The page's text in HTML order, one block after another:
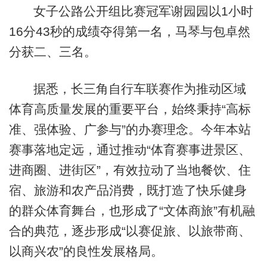
女子公路公开组比赛冠军谢园园以1小时
16分43秒的成绩夺得第一名，马琴与包卓然
分获二、三名。
据悉，长三角自行车联赛作为推动区域
体育高质量发展的重要平台，始终秉持“高标
准、强体验、广参与”的办赛理念。今年本站
赛事落地定远，通过推动“体育赛事进景区、
进商圈、进街区”，有效拉动了当地餐饮、住
宿、旅游和农产品消费，既打造了快乐健身
的群众体育舞台，也形成了“文体商旅”有机融
合的典范，逐步形成“以赛促旅、以旅带商、
以商兴农”的良性发展格局。